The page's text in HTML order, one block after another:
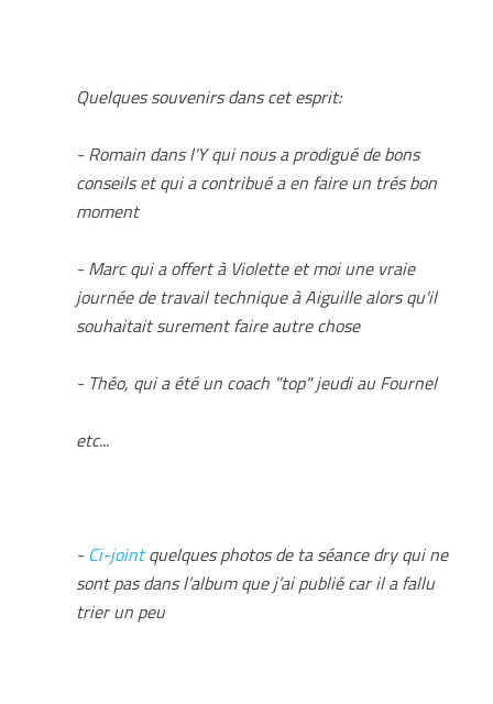
Quelques souvenirs dans cet esprit:
- Romain dans l'Y qui nous a prodigué de bons
conseils et qui a contribué a en faire un trés bon
moment
- Marc qui a offert à Violette et moi une vraie
journée de travail technique à Aiguille alors qu'il
souhaitait surement faire autre chose
- Théo, qui a été un coach "top" jeudi au Fournel
etc...
-Ci-jointquelques photos de ta séance dry qui ne
sont pas dans l’album que j’ai publié car il a fallu
trier un peu